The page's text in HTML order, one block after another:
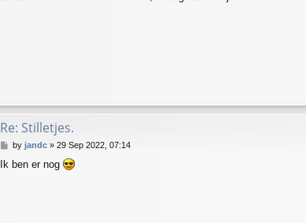
Re: Stilletjes.
P
s
by jandc» 29 Sep 2022, 07:14
Ik ben er nog